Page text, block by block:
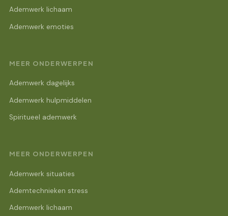
Ademwerk lichaam
Ademwerk emoties
MEER ONDERWERPEN
Ademwerk dagelijks
Ademwerk hulpmiddelen
Spiritueel ademwerk
MEER ONDERWERPEN
Ademwerk situaties
Ademtechnieken stress
Ademwerk lichaam